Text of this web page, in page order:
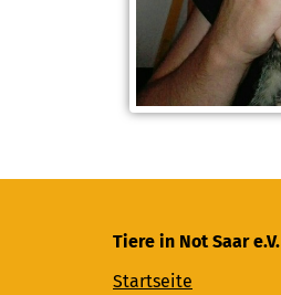
Tiere in Not Saar e.V.
Startseite